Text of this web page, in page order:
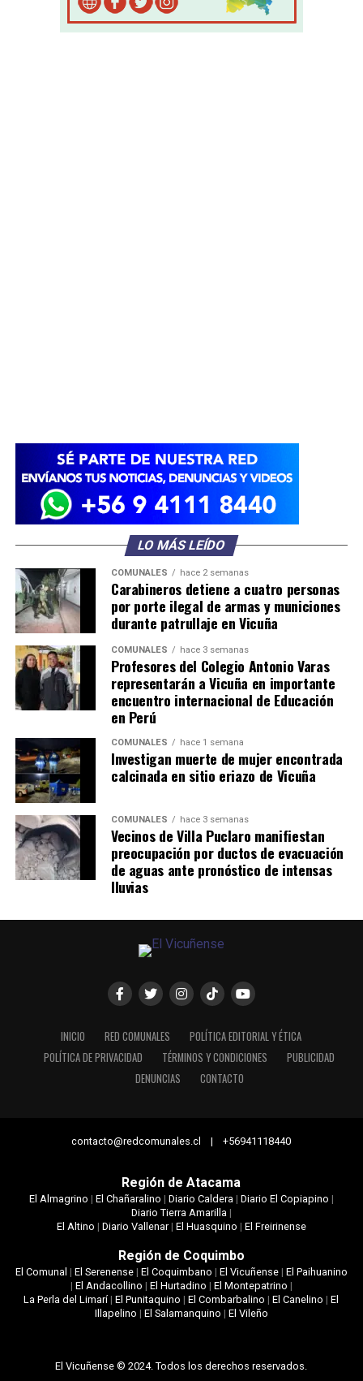
LO MÁS LEÍDO
COMUNALES hace 2 semanas
Carabineros detiene a cuatro personas
por porte ilegal de armas y municiones
durante patrullaje en Vicuña
COMUNALES hace 3 semanas
Profesores del Colegio Antonio Varas
representarán a Vicuña en importante
encuentro internacional de Educación
en Perú
COMUNALES hace 1 semana
Investigan muerte de mujer encontrada
calcinada en sitio eriazo de Vicuña
COMUNALES hace 3 semanas
Vecinos de Villa Puclaro manifiestan
preocupación por ductos de evacuación
de aguas ante pronóstico de intensas
lluvias
INICIO RED COMUNALES
POLÍTICA EDITORIAL Y ÉTICA
POLÍTICA DE PRIVACIDAD
TÉRMINOS Y CONDICIONES
PUBLICIDAD
DENUNCIAS
CONTACTO
contacto@redcomunales.cl | +56941118440
Región de Atacama
El Almagrino | El Chañaralino | Diario Caldera| Diario El Copiapino |
Diario Tierra Amarilla|
El Altino | Diario Vallenar| El Huasquino | El Freirinense
Región de Coquimbo
El Comunal | El Serenense| El Coquimbano | El Vicuñense| El Paihuanino
| El Andacollino | El Hurtadino | El Montepatrino |
La Perla del Limarí|El Punitaquino |El Combarbalino |El Canelino |El
Illapelino | El Salamanquino | El Vileño
El Vicuñense © 2024. Todos los derechos reservados.